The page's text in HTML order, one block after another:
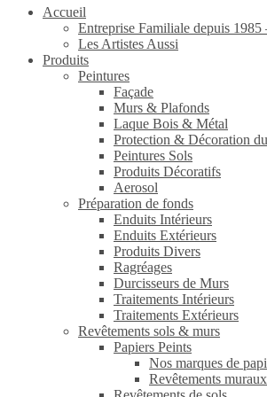
Accueil
Entreprise Familiale depuis
Les Artistes Aussi
Produits
Peintures
Façade
Murs & Plafonds
Laque Bois & Métal
Protection & Décoration
Peintures Sols
Produits Décoratifs
Aerosol
Préparation de fonds
Enduits Intérieurs
Enduits Extérieurs
Produits Divers
Ragréages
Durcisseurs de Murs
Traitements Intérieurs
Traitements Extérieurs
Revêtements sols & murs
Papiers Peints
Nos marques de
Revêtements